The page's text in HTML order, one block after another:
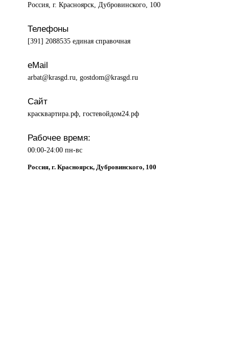
Россия, г. Красноярск, Дубровинского, 100
Телефоны
[391] 2088535 единая справочная
eMail
arbat@krasgd.ru, gostdom@krasgd.ru
Сайт
красквартира.рф, гостевойдом24.рф
Рабочее время:
00:00-24:00 пн-вс
Россия, г. Красноярск, Дубровинского, 100